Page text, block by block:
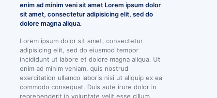
enim ad minim veni sit amet Lorem ipsum dolor
sit amet, consectetur adipisicing elit, sed do
dolore magna aliqua.
Lorem ipsum dolor sit amet, consectetur
adipisicing elit, sed do eiusmod tempor
incididunt ut labore et dolore magna aliqua. Ut
enim ad minim veniam, quis nostrud
exercitation ullamco laboris nisi ut aliquip ex ea
commodo consequat. Duis aute irure dolor in
reprehenderit in voluptate velit esse cillum